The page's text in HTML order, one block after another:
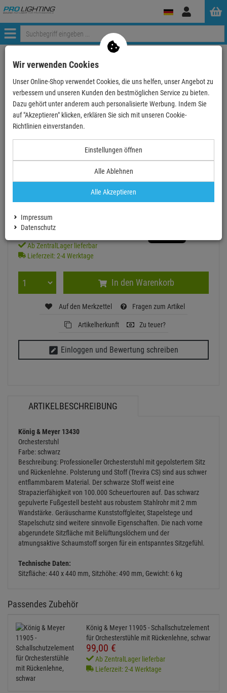
Anmelden
Menü
Weiter einkaufen ProLighting
Stühle für Orchester
König & Meyer 13430 - Orchesterstuhl, schwarz
König & Meyer 13430 - Orchesterstuhl, schwarz
Artikel-Nummer:13430-000-55
/ Monat
220,90 €
inkl. MwSt. zzgl Versand - frei ab 90,-€ in DE
Ab ZentralLager lieferbar
Lieferzeit: 2-4 Werktage
In den Warenkorb
Auf den Merkzettel Fragen zum Artikel
Artikelherkunft Zu teuer?
Einloggen und Bewertung schreiben
ARTIKELBESCHREIBUNG
König & Meyer 13430
Orchesterstuhl
Farbe: schwarz
Beschreibung: Professioneller Orchesterstuhl mit gepolstertem Sitz
und Rückenlehne. Polsterung und Stoff (Trevira CS) sind aus schwer
entflammbarem Material. Der schwarze Stoff weist eine
Strapazierfähigkeit von 100.000 Scheuertouren auf. Das schwarz
gepulverte Fußgestell besteht aus robustem Stahlrohr mit 2 mm
Wandstärke. Geräuscharme Kunststoffgleiter, Stapelstege und
Stapelschutz sind weitere sinnvolle Eigenschaften. Die nach vorne
abgerundete Sitzfläche mit Belüftungslöchern und der
atmungsaktive Schaumstoff sorgen für ein entspanntes Sitzgefühl.
Technische Daten:
Sitzfläche: 440 x 440 mm, Sitzhöhe: 490 mm, Gewicht: 6 kg
Passendes Zubehör
König & Meyer 11905 - Schallschutzelement
für Orchesterstühle mit Rückenlehne, schwar
99,00 €
Ab ZentralLager lieferbar
Lieferzeit: 2-4 Werktage
Wir verwenden Cookies
Unser Online-Shop verwendet Cookies, die uns helfen, unser Angebot zu
verbessern und unseren Kunden den bestmöglichen Service zu bieten.
Dazu gehört unter anderem auch personalisierte Werbung. Indem Sie
auf "Akzeptieren" klicken, erklären Sie sich mit unseren Cookie-
Richtlinien einverstanden.
Einstellungen öffnen
Alle Ablehnen
Alle Akzeptieren
Impressum
Datenschutz